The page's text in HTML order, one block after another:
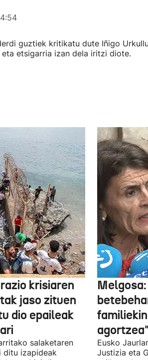
guztiek kritikatu dute Iñigo
etsigarria izan dela iritzi diote.
krisiaren
jaso zituen
dio epaileak
salaketaren
ditu izapideak
agortzea"
Eusko
Justizia eta